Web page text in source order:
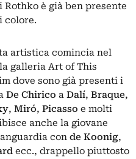
Rothko è già ben presente
colore.
artistica comincia nel
galleria Art of This
dove sono già presenti i
De Chirico a Dalí, Braque,
, Miró, Picasso e molti
anche la giovane
con de Koonig,
ecc., drappello piuttosto